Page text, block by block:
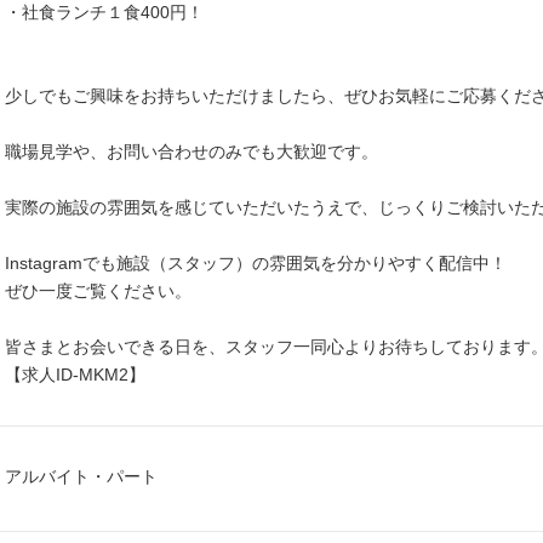
・社食ランチ１食400円！
少しでもご興味をお持ちいただけましたら、ぜひお気軽にご応募くださ
職場見学や、お問い合わせのみでも大歓迎です。
実際の施設の雰囲気を感じていただいたうえで、じっくりご検討いた
Instagramでも施設（スタッフ）の雰囲気を分かりやすく配信中！
ぜひ一度ご覧ください。
皆さまとお会いできる日を、スタッフ一同心よりお待ちしております。
【求人ID-MKM2】
アルバイト・パート